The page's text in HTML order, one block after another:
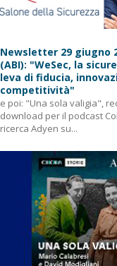
Newsletter 29 giugno
(ABI): "WeSec, la
leva di fiducia,
competitività"
e poi: "Una sola valigia",
download per il podcast
ricerca Adyen su...